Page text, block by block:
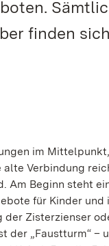
finden
im
Verbindung
Am Beginn steht
für Kinder
Zisterzienser
der „Faustturm“